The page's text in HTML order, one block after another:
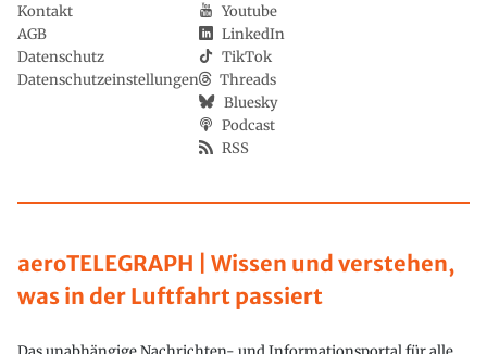
aeroTELEGRAPH | Wissen und verstehen,
was in der Luftfahrt passiert
Kontakt
AGB
Datenschutz
Datenschutzeinstellungen
Youtube
LinkedIn
TikTok
Threads
Bluesky
Podcast
RSS